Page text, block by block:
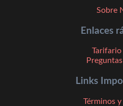
Sobre
Enlaces
Tarifario
Links
Términos